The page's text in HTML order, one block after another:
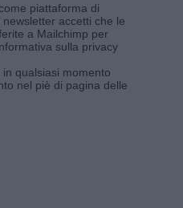
piattaforma di
accetti che le
a Mailchimp per
sulla privacy
qualsiasi momento
nel piè di pagina delle